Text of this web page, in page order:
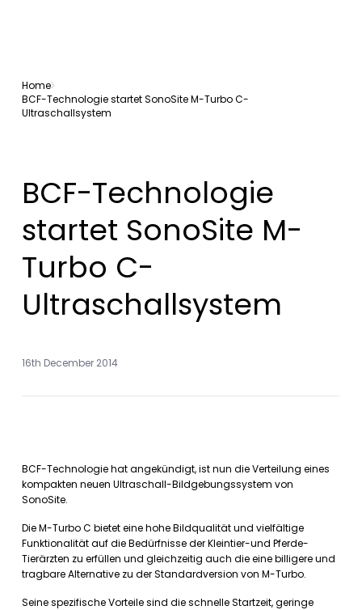
Home
BCF-Technologie startet SonoSite M-Turbo C-
Ultraschallsystem
BCF-Technologie
startet SonoSite M-
Turbo C-
Ultraschallsystem
16th December 2014
BCF-Technologie hat angekündigt, ist nun die Verteilung eines
kompakten neuen Ultraschall-Bildgebungssystem von
SonoSite.
Die M-Turbo C bietet eine hohe Bildqualität und vielfältige
Funktionalität auf die Bedürfnisse der Kleintier-und Pferde-
Tierärzten zu erfüllen und gleichzeitig auch die eine billigere und
tragbare Alternative zu der Standardversion von M-Turbo.
Seine spezifische Vorteile sind die schnelle Startzeit, geringe